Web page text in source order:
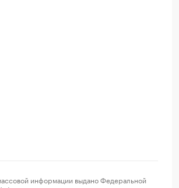
информации выдано Федеральной